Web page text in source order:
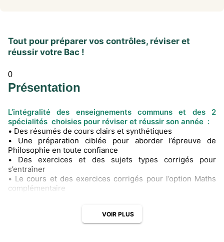
Tout pour préparer vos contrôles, réviser et
réussir votre Bac !
0
Présentation
L’intégralité des enseignements communs et des 2
spécialités choisies pour réviser et réussir son année :
• Des résumés de cours clairs et synthétiques
• Une préparation ciblée pour aborder l’épreuve de
Philosophie en toute confiance
• Des exercices et des sujets types corrigés pour
s’entraîner
• Le cours et des exercices corrigés pour l’option Maths
complémentaire
VOIR PLUS